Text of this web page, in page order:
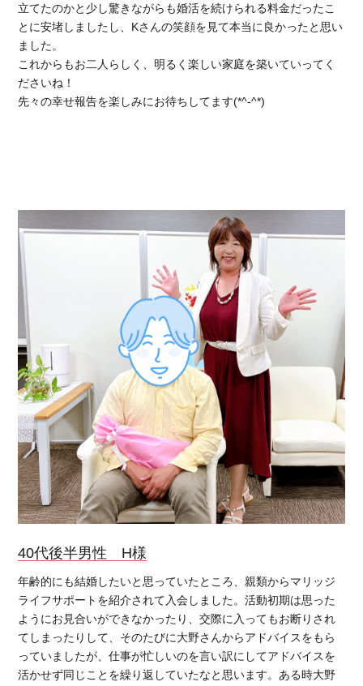
立てたのかと少し驚きながらも婚活を続けられる料金だったこ
とに安堵しましたし、Kさんの笑顔を見て本当に良かったと思い
ました。
これからもお二人らしく、明るく楽しい家庭を築いていってく
ださいね！
先々の幸せ報告を楽しみにお待ちしてます(*^-^*)
40代後半男性 H様
年齢的にも結婚したいと思っていたところ、親類からマリッジ
ライフサポートを紹介されて入会しました。活動初期は思った
ようにお見合いができなかったり、交際に入ってもお断りされ
てしまったりして、そのたびに大野さんからアドバイスをもら
っていましたが、仕事が忙しいのを言い訳にしてアドバイスを
活かせず同じことを繰り返していたなと思います。ある時大野